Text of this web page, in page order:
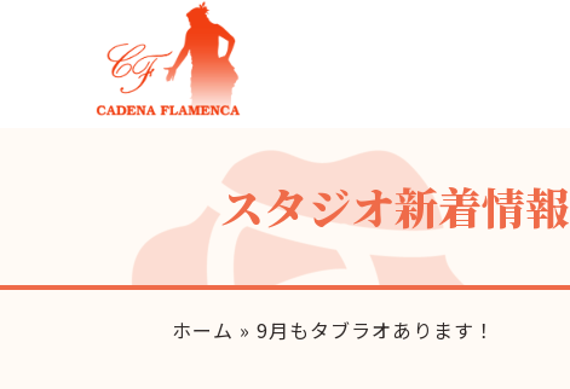
スタジオ新着情報
ホーム » 9月もタブラオあります！